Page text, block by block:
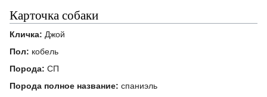
Карточка собаки
Кличка: Джой
Пол: кобель
Порода: СП
Порода полное название: спаниэль